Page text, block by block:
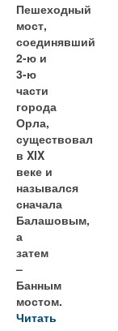
Пешеходный
мост,
соединявший
2-ю и
3-ю
части
города
Орла,
существовал
в XIX
веке и
назывался
сначала
Балашовым,
а
затем
–
Банным
мостом.
Читать